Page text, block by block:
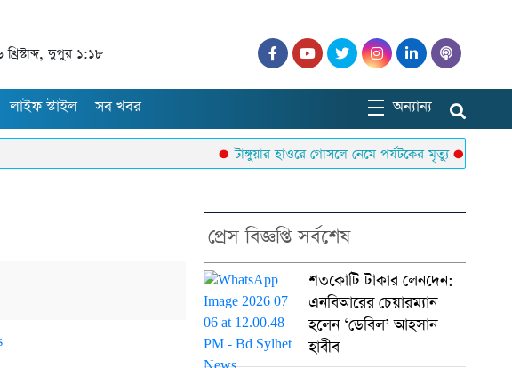
দুপুর ১:১৮
লাইফ স্টাইল সব খবর অন্যান্য
টাঙ্গুয়ার হাওরে গোসলে নেমে পর্যটকের মৃত্যু
প্রেস বিজ্ঞপ্তি সর্বশেষ
শতকোটি টাকার লেনদেন:
এনবিআরের চেয়ারম্যান
হলেন ‘ডেবিল’ আহসান
হাবীব